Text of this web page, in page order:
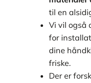
til en
Vi vil også
for
dine
friske.
Der er